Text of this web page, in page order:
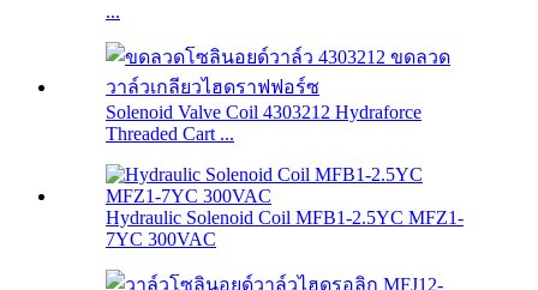
...
Solenoid Valve Coil 4303212 Hydraforce
Threaded Cart ...
Hydraulic Solenoid Coil MFB1-2.5YC MFZ1-
7YC 300VAC